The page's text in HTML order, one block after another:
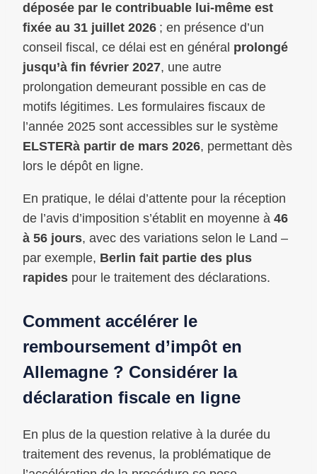
déposée par le contribuable lui-même est
fixée au 31 juillet 2026 ; en présence d’un
conseil fiscal, ce délai est en général prolongé
jusqu’à fin février 2027, une autre
prolongation demeurant possible en cas de
motifs légitimes. Les formulaires fiscaux de
l’année 2025 sont accessibles sur le système
ELSTERà partir de mars 2026, permettant dès
lors le dépôt en ligne.
En pratique, le délai d’attente pour la réception
de l’avis d’imposition s’établit en moyenne à 46
à 56 jours, avec des variations selon le Land –
par exemple, Berlin fait partie des plus
rapides pour le traitement des déclarations.
Comment accélérer le
remboursement d’impôt en
Allemagne ? Considérer la
déclaration fiscale en ligne
En plus de la question relative à la durée du
traitement des revenus, la problématique de